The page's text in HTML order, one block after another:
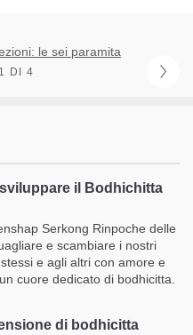
le sei paramita
DI 4
il Bodhichitta
Serkong Rinpoche delle
e scambiare i nostri
e agli altri con amore e
cuore dedicato di bodhicitta.
di bodhicitta